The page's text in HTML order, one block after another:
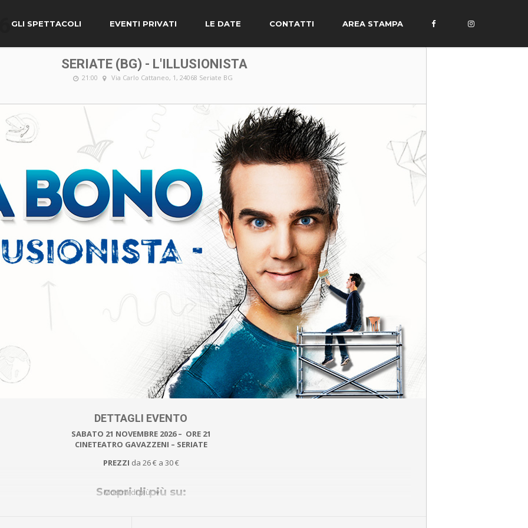
GLI SPETTACOLI EVENTI PRIVATI LE DATE CONTATTI AREA STAMPA
SERIATE (BG) - L'ILLUSIONISTA
21:00 Via Carlo Cattaneo, 1, 24068 Seriate BG
Mostra di più
DETTAGLI EVENTO
SABATO 21 NOVEMBRE 2026 – ORE 21
CINETEATRO GAVAZZENI – SERIATE
PREZZI da 26 € a 30 €
Scopri di più su: